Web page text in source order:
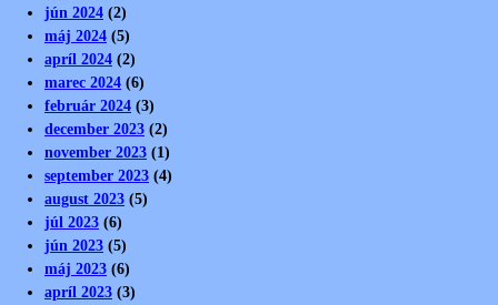
jún 2024 (2)
máj 2024 (5)
apríl 2024 (2)
marec 2024 (6)
február 2024 (3)
december 2023 (2)
november 2023 (1)
september 2023 (4)
august 2023 (5)
júl 2023 (6)
jún 2023 (5)
máj 2023 (6)
apríl 2023 (3)